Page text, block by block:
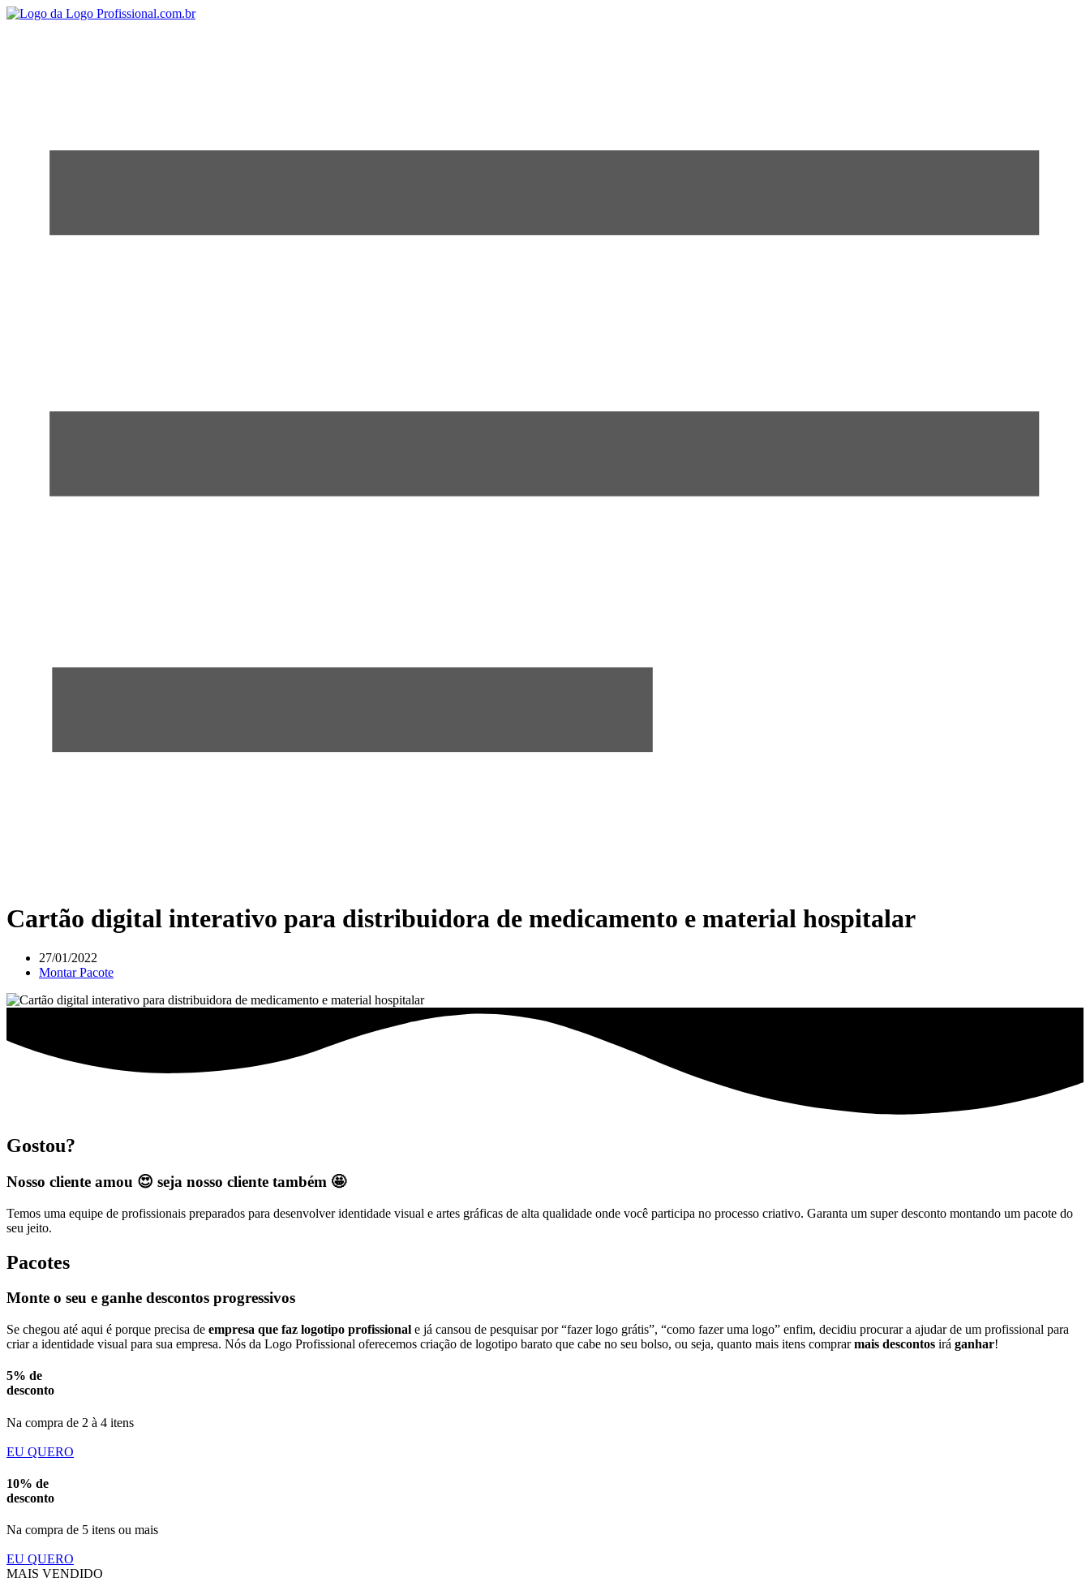
Cartão digital interativo para distribuidora de medicamento e material hospitalar
27/01/2022
Montar Pacote
Gostou?
Nosso cliente amou 😍 seja nosso cliente também 🤩
Temos uma equipe de profissionais preparados para desenvolver identidade visual e artes gráficas de alta qualidade onde você participa no processo criativo. Garanta um super desconto montando um pacote do
seu jeito.
Pacotes
Monte o seu e ganhe descontos progressivos
Se chegou até aqui é porque precisa de empresa que faz logotipo profissional e já cansou de pesquisar por “fazer logo grátis”, “como fazer uma logo” enfim, decidiu procurar a ajudar de um profissional para
criar a identidade visual para sua empresa. Nós da Logo Profissional oferecemos criação de logotipo barato que cabe no seu bolso, ou seja, quanto mais itens comprarmais descontos irá ganhar!
5% de
desconto
Na compra de 2 à 4 itens
EU QUERO
10% de
desconto
Na compra de 5 itens ou mais
EU QUERO
MAIS VENDIDO